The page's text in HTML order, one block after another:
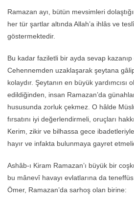
Ramazan ayı, bütün mevsimleri
her tür şartlar altında Allah’a ihlâs ve
göstermektedir.
Bu kadar faziletli bir ayda sevap kazanıp
Cehennemden uzaklaşarak şeytana
kolaydır. Şeytanın en büyük yardımcısı
edildiğinden, insan Ramazan’da
hususunda zorluk çekmez. O hâlde
fırsatını iyi değerlendirmeli, oruçları
Kerim, zikir ve bilhassa gece
hayır ve infakta bulunmaya gayret
Ashâb-ı Kiram Ramazan’ı büyük bir
bu mânevî havayı evlatlarına da
Ömer, Ramazan’da sarhoş olan birine: